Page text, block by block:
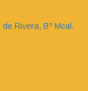
Rivera, Bº Mcal.